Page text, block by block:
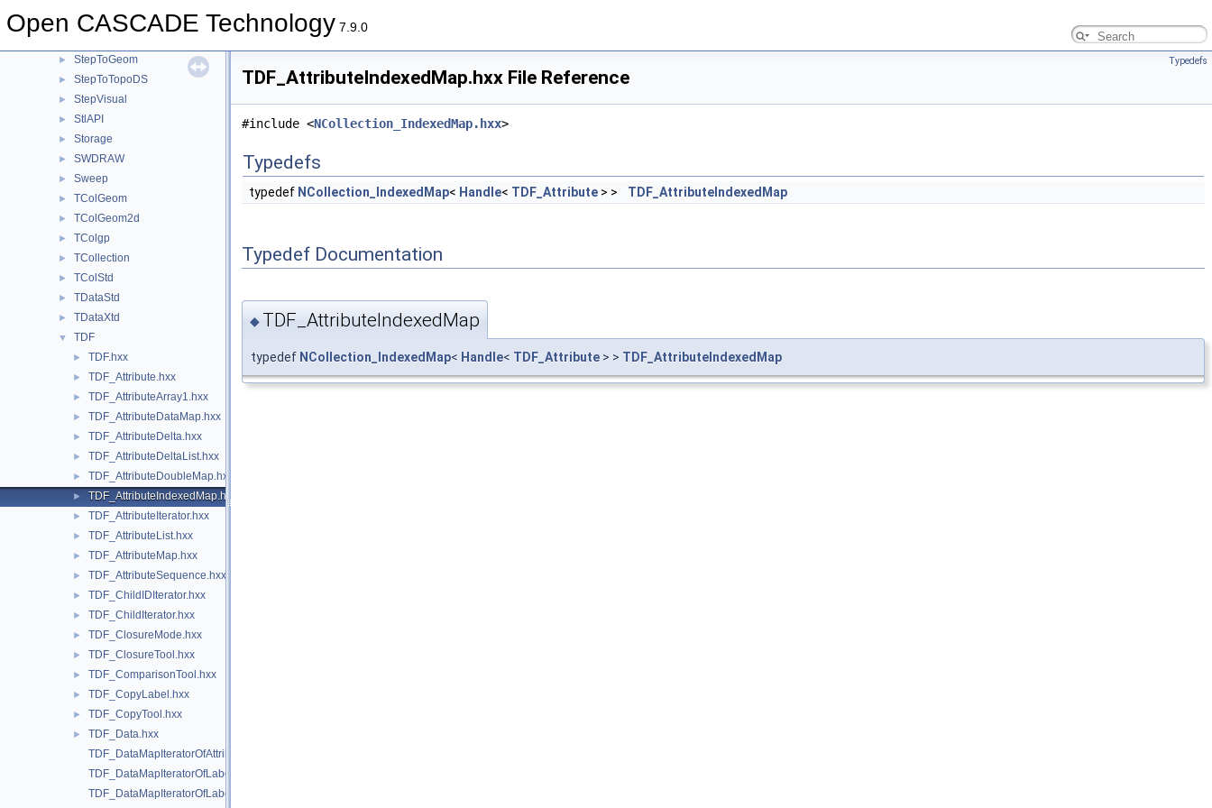
Open CASCADE Technology 7.9.0
► STEPSelections
► StepToGeom
► StepToTopoDS
► StepVisual
► StlAPI
► Storage
► SWDRAW
► Sweep
► TColGeom
► TColGeom2d
► TColgp
► TCollection
► TColStd
► TDataStd
► TDataXtd
▼ TDF
► TDF.hxx
► TDF_Attribute.hxx
► TDF_AttributeArray1.hxx
► TDF_AttributeDataMap.hxx
► TDF_AttributeDelta.hxx
► TDF_AttributeDeltaList.hxx
► TDF_AttributeDoubleMap.hxx
► TDF_AttributeIndexedMap.hxx
► TDF_AttributeIterator.hxx
► TDF_AttributeList.hxx
► TDF_AttributeMap.hxx
► TDF_AttributeSequence.hxx
► TDF_ChildIDIterator.hxx
► TDF_ChildIterator.hxx
► TDF_ClosureMode.hxx
► TDF_ClosureTool.hxx
► TDF_ComparisonTool.hxx
► TDF_CopyLabel.hxx
► TDF_CopyTool.hxx
►
TDF_Data.hxx
TDF_DataMapIteratorOfAttributeDataMap.hxx
TDF_DataMapIteratorOfLabelDataMap.hxx
TDF_DataMapIteratorOfLabelIntegerMap.hxx
Typedefs
TDF_AttributeIndexedMap.hxx File Reference
#include <NCollection_IndexedMap.hxx>
Typedefs
typedef NCollection_IndexedMap< Handle< TDF_Attribute > > TDF_AttributeIndexedMap
Typedef Documentation
◆ TDF_AttributeIndexedMap
typedef NCollection_IndexedMap< Handle< TDF_Attribute > > TDF_AttributeIndexedMap